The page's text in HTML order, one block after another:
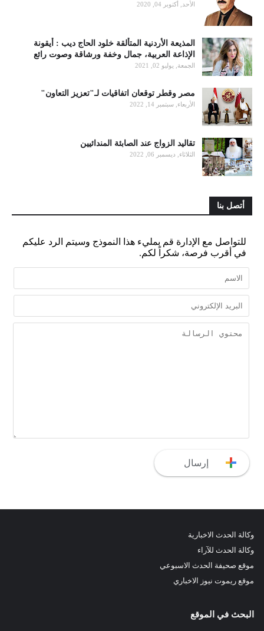
الأحد, أكتوبر 04, 2020
المذيعة الأردنية المتألقة خلود الحاج ديب : أيقونة
الإذاعة العربية، جمال وخفة ورشاقة وصوت رائع
الجمعة, يوليو 02, 2021
مصر وقطر توقعان اتفاقيات لـ"تعزيز التعاون"
الأربعاء, سبتمبر 14, 2022
تقاليد الزواج عند الصابئة المندائيين
الثلاثاء, ديسمبر 06, 2022
أتصل بنا
للتواصل مع الإدارة قم بمليء هذا النموذج وسيتم الرد عليكم
في أقرب فرصة، شكراً لكم.
وكالة الحدث الاخبارية
وكالة الحدث للآراء
موقع صحيفة الحدث الاسبوعي
موقع ريموت نيوز الاخباري
البحث في الموقع